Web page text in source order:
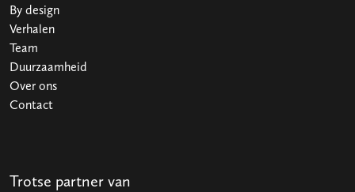
By design
Verhalen
Team
Duurzaamheid
Over ons
Contact
Trotse partner van